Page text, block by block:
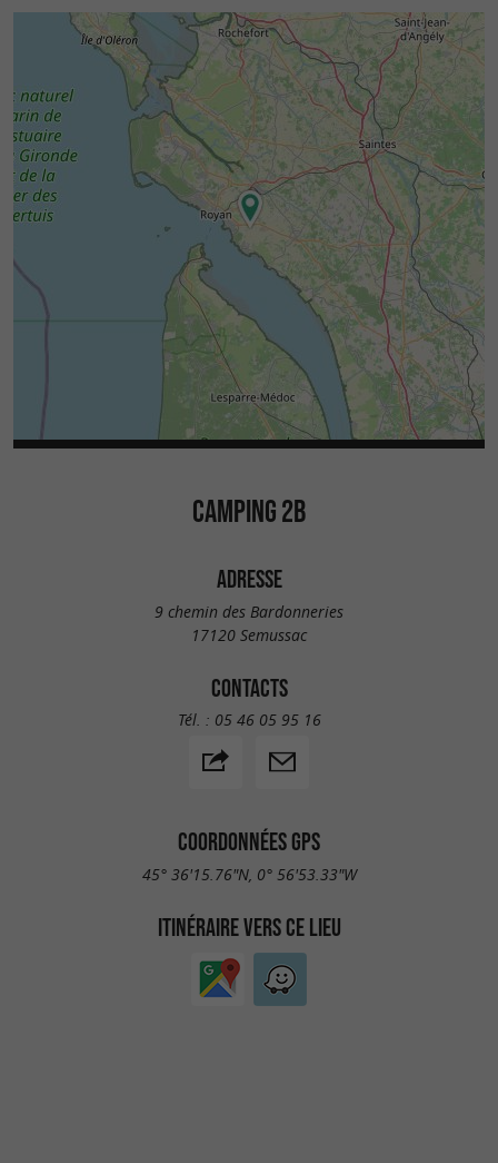
CAMPING 2B
ADRESSE
9 chemin des Bardonneries
17120 Semussac
CONTACTS
Tél. : 05 46 05 95 16
COORDONNÉES GPS
45° 36'15.76"N, 0° 56'53.33"W
ITINÉRAIRE VERS CE LIEU